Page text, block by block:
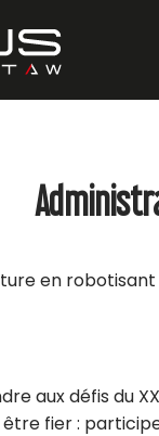
en
aux défis du
fier :